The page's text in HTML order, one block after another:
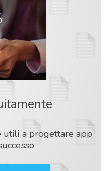
utili a progettare app